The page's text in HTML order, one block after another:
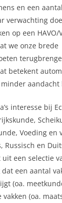
en een aantal
verwachting
op een HAVO/
we onze brede
betekent
aandacht
interesse bij
Voeding en
Russisch en
een selectie
een aantal
(oa.
vakken (oa.